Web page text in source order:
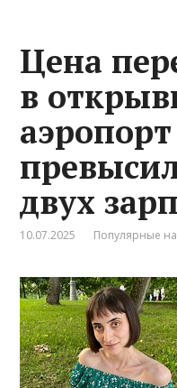
Цена
в
двух
10.07.2025 Популярные